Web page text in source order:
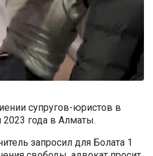
супругов-юристов в
2023 года в Алматы.
запросил для Болата 1